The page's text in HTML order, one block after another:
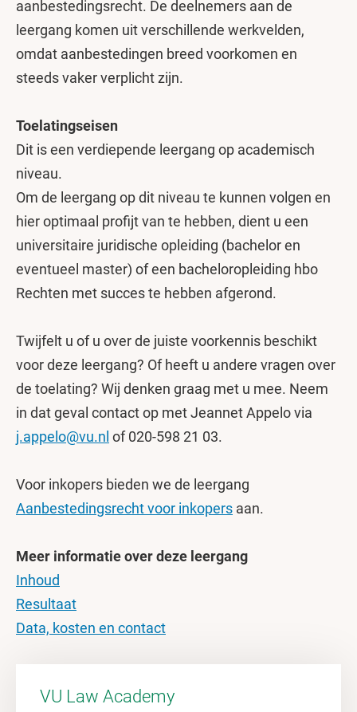
aanbestedingsrecht. De deelnemers aan de
leergang komen uit verschillende werkvelden,
omdat aanbestedingen breed voorkomen en
steeds vaker verplicht zijn.
Toelatingseisen
Dit is een verdiepende leergang op academisch
niveau.
Om de leergang op dit niveau te kunnen volgen en
hier optimaal profijt van te hebben, dient u een
universitaire juridische opleiding (bachelor en
eventueel master) of een bacheloropleiding hbo
Rechten met succes te hebben afgerond.
Twijfelt u of u over de juiste voorkennis beschikt
voor deze leergang? Of heeft u andere vragen over
de toelating? Wij denken graag met u mee. Neem
in dat geval contact op met Jeannet Appelo via
j.appelo@vu.nl of 020-598 21 03.
Voor inkopers bieden we de leergang
Aanbestedingsrecht voor inkopers aan.
Meer informatie over deze leergang
Inhoud
Resultaat
Data, kosten en contact
VU Law Academy